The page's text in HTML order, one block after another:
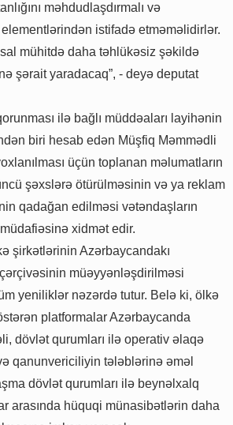
məhdudlaşdırmalı və
istifadə etməməlidirlər.
mühitdə daha təhlükəsiz şəkildə
şərait yaradacaq”, - deyə deputat
ilə bağlı müddəaları layihənin
biri hesab edən Müşfiq Məmmədli
üçün toplanan məlumatların
şəxslərə ötürülməsinin və ya reklam
qadağan edilməsi vətəndaşların
xidmət edir.
şirkətlərinin Azərbaycandakı
müəyyənləşdirilməsi
yeniliklər nəzərdə tutur. Belə ki, ölkə
platformalar Azərbaycanda
dövlət qurumları ilə operativ əlaqə
qanunvericiliyin tələblərinə əməl
dövlət qurumları ilə beynəlxalq
arasında hüquqi münasibətlərin daha